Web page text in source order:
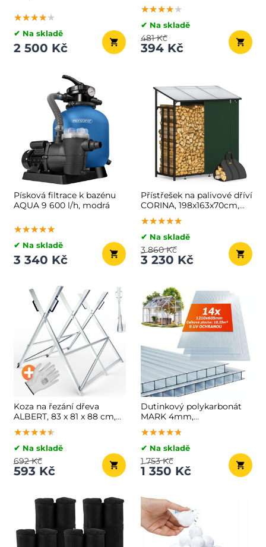
★★★★★
★★★★★
★★★★★
✔ Na skladě
2 500 Kč
★★★★★
★★★★★
★★★★★
✔ Na skladě
394 Kč
481 Kč
Písková filtrace k bazénu
AQUA 9 600 l/h, modrá
★★★★★
★★★★★
★★★★★
✔ Na skladě
3 340 Kč
Přístřešek na palivové dříví
CORINA, 198x163x70cm,
antracitová/zelená
★★★★★
★★★★★
★★★★★
✔ Na skladě
3 230 Kč
3 860 Kč
Koza na řezání dřeva
ALBERT, 83 x 81 x 88 cm,
stříbrná
★★★★★
★★★★★
★★★★★
✔ Na skladě
593 Kč
692 Kč
Dutinkový polykarbonát
MARK 4mm,
60,5x121x0,4cm, 14ks,
transparentní
★★★★★
★★★★★
★★★★★
✔ Na skladě
1 350 Kč
1 753 Kč